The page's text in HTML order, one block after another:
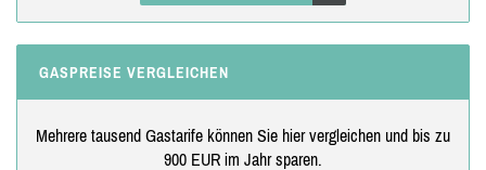
GASPREISE VERGLEICHEN
Mehrere tausend Gastarife können Sie hier vergleichen und bis zu
900 EUR im Jahr sparen.